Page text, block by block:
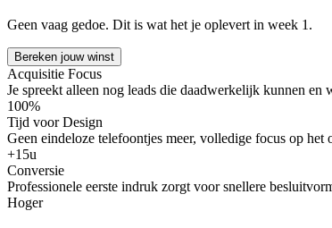
Geen vaag gedoe. Dit is wat het je oplevert in week 1.
Bereken jouw winst
Acquisitie Focus
Je spreekt alleen nog leads die daadwerkelijk kunnen en
100%
Tijd voor Design
Geen eindeloze telefoontjes meer, volledige focus op het
+15u
Conversie
Professionele eerste indruk zorgt voor snellere
Hoger